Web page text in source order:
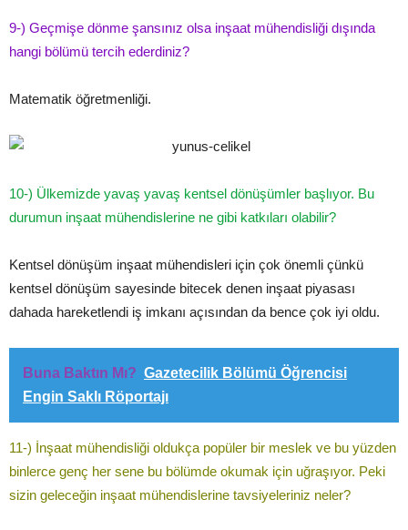
9-­) Geçmişe dönme şansınız olsa inşaat mühendisliği dışında
hangi bölümü tercih ederdiniz?
Matematik öğretmenliği.
10­-) Ülkemizde yavaş yavaş kentsel dönüşümler başlıyor. Bu
durumun inşaat mühendislerine ne gibi katkıları olabilir?
Kentsel dönüşüm inşaat mühendisleri için çok önemli çünkü
kentsel dönüşüm sayesinde bitecek denen inşaat piyasası
dahada hareketlendi iş imkanı açısından da bence çok iyi oldu.
Buna Baktın Mı? Gazetecilik Bölümü Öğrencisi
Engin Saklı Röportajı
11­-) İnşaat mühendisliği oldukça popüler bir meslek ve bu yüzden
binlerce genç her sene bu bölümde okumak için uğraşıyor. Peki
sizin geleceğin inşaat mühendislerine tavsiyeleriniz neler?